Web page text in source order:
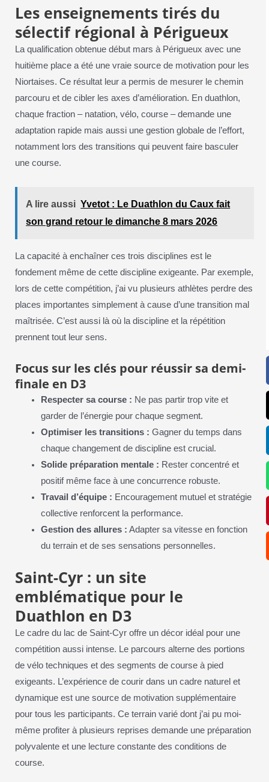
Les enseignements tirés du
sélectif régional à Périgueux
La qualification obtenue début mars à Périgueux avec une
huitième place a été une vraie source de motivation pour les
Niortaises. Ce résultat leur a permis de mesurer le chemin
parcouru et de cibler les axes d’amélioration. En duathlon,
chaque fraction – natation, vélo, course – demande une
adaptation rapide mais aussi une gestion globale de l’effort,
notamment lors des transitions qui peuvent faire basculer
une course.
A lire aussi Yvetot : Le Duathlon du Caux fait
son grand retour le dimanche 8 mars 2026
La capacité à enchaîner ces trois disciplines est le
fondement même de cette discipline exigeante. Par exemple,
lors de cette compétition, j’ai vu plusieurs athlètes perdre des
places importantes simplement à cause d’une transition mal
maîtrisée. C’est aussi là où la discipline et la répétition
prennent tout leur sens.
Focus sur les clés pour réussir sa demi-
finale en D3
Respecter sa course : Ne pas partir trop vite et
garder de l’énergie pour chaque segment.
Optimiser les transitions : Gagner du temps dans
chaque changement de discipline est crucial.
Solide préparation mentale : Rester concentré et
positif même face à une concurrence robuste.
Travail d’équipe : Encouragement mutuel et stratégie
collective renforcent la performance.
Gestion des allures : Adapter sa vitesse en fonction
du terrain et de ses sensations personnelles.
Saint-Cyr : un site
emblématique pour le
Duathlon en D3
Le cadre du lac de Saint-Cyr offre un décor idéal pour une
compétition aussi intense. Le parcours alterne des portions
de vélo techniques et des segments de course à pied
exigeants. L’expérience de courir dans un cadre naturel et
dynamique est une source de motivation supplémentaire
pour tous les participants. Ce terrain varié dont j’ai pu moi-
même profiter à plusieurs reprises demande une préparation
polyvalente et une lecture constante des conditions de
course.